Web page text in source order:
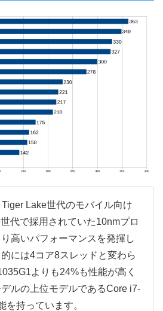
Lake世代のモバイル向け
代で採用されていた10nmプロ
高いパフォーマンスを発揮し
には4コア8スレッドと変わら
よりも24%も性能が高く
ルの上位モデルであるCore i7-
を持っています。